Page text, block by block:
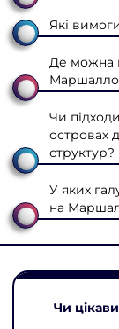
Які
Де можна
Чи
островах
структур?
У яких
на
Чи